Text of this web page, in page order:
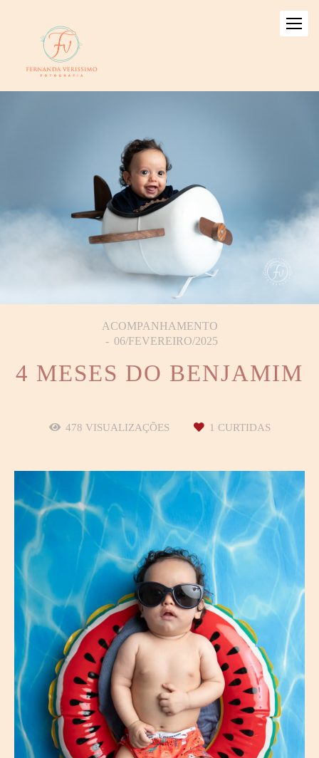
ACOMPANHAMENTO
06/FEVEREIRO/2025
4 MESES DO BENJAMIM
478 VISUALIZAÇÕES 1 CURTIDAS